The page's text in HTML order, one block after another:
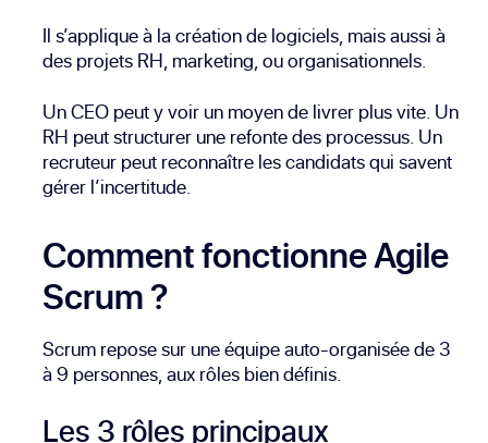
Il s’applique à la création de logiciels, mais aussi à
des projets RH, marketing, ou organisationnels.
Un CEO peut y voir un moyen de livrer plus vite. Un
RH peut structurer une refonte des processus. Un
recruteur peut reconnaître les candidats qui savent
gérer l’incertitude.
Comment fonctionne Agile
Scrum ?
Scrum repose sur une équipe auto-organisée de 3
à 9 personnes, aux rôles bien définis.
Les 3 rôles principaux